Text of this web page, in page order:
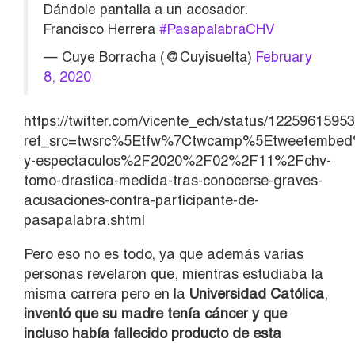
Dándole pantalla a un acosador.
Francisco Herrera #PasapalabraCHV
— Cuye Borracha (@Cuyisuelta) February
8, 2020
https://twitter.com/vicente_ech/status/
y-espectaculos%2F2020%2F02%2F11%2Fchv-
tomo-drastica-medida-tras-conocerse-graves-
acusaciones-contra-participante-de-
pasapalabra.shtml
Pero eso no es todo, ya que además varias
personas revelaron que, mientras estudiaba la
misma carrera pero en la Universidad Católica,
inventó que su madre tenía cáncer y que
incluso había fallecido producto de esta